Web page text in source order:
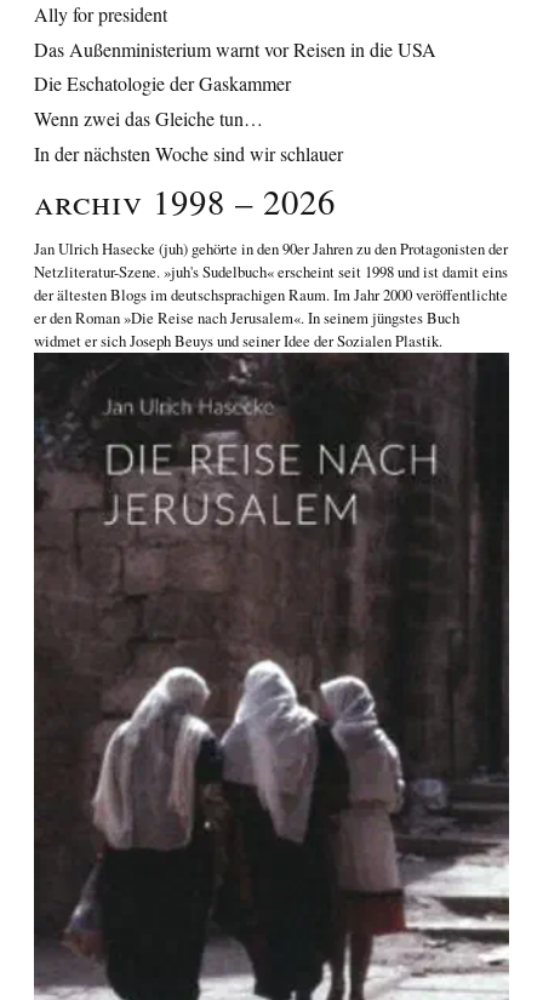
Ally for president
Das Außenministerium warnt vor Reisen in die USA
Die Eschatologie der Gaskammer
Wenn zwei das Gleiche tun…
In der nächsten Woche sind wir schlauer
Archiv 1998 – 2026
Jan Ulrich Hasecke (juh) gehörte in den 90er Jahren zu den Protagonisten der
Netzliteratur-Szene. »juh's Sudelbuch« erscheint seit 1998 und ist damit eins
der ältesten Blogs im deutschsprachigen Raum. Im Jahr 2000 veröffentlichte
er den Roman»Die Reise nach Jerusalem«. In seinem jüngstes Buch
widmet er sichJoseph Beuys und seiner Idee der Sozialen Plastik.